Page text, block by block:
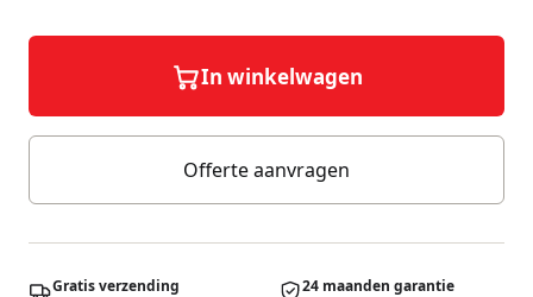
In winkelwagen
Offerte aanvragen
Gratis verzending 24 maanden garantie